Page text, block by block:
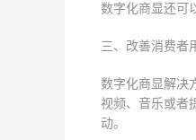
数字化商显还可
三、改善消费者
数字化商显解决
视频、音乐或者
动。